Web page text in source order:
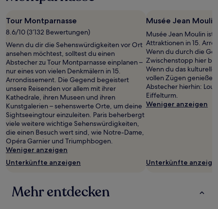
Tour Montparnasse
8.6/10 (3’132 Bewertungen)
Wenn du dir die Sehenswürdigkeiten vor Ort
ansehen möchtest, solltest du einen
Abstecher zu Tour Montparnasse einplanen –
nur eines von vielen Denkmälern in 15.
Arrondissement. Die Gegend begeistert
unsere Reisenden vor allem mit ihrer
Kathedrale, ihren Museen und ihren
Kunstgalerien – sehenswerte Orte, um deine
Sightseeingtour einzuleiten. Paris beherbergt
viele weitere wichtige Sehenswürdigkeiten,
die einen Besuch wert sind, wie Notre-Dame,
Opéra Garnier und Triumphbogen.
Weniger anzeigen
Unterkünfte anzeigen
Musée Jean Moulin
Musée Jean Moulin ist
Attraktionen in 15.
Wenn du durch die
Zwischenstopp hier
Wenn du das kulturelle
vollen Zügen
Abstecher hierhin:
Eiffelturm.
Weniger anzeigen
Unterkünfte
Mehr entdecken